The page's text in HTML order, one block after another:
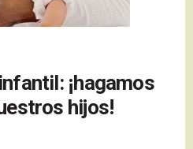
¡hagamos
hijos!